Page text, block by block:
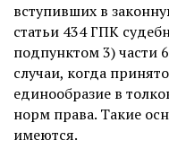
вступивших в
статьи 434 ГПК
подпунктом 3) части
случаи, когда
единообразие в
норм права. Такие
имеются.